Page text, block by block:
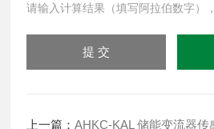
请输入计算结果（填写阿拉伯数字）
上一篇：AHKC-KAL 储能变流器传